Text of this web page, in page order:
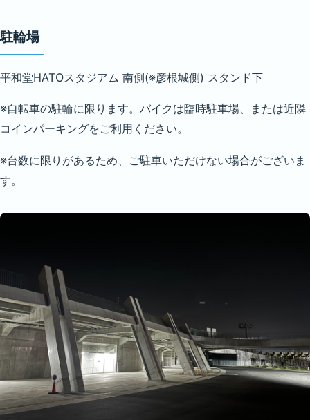
駐輪場
平和堂HATOスタジアム 南側(※彦根城側) スタンド下
※自転車の駐輪に限ります。バイクは臨時駐車場、または近隣
コインパーキングをご利用ください。
※台数に限りがあるため、ご駐車いただけない場合がございま
す。